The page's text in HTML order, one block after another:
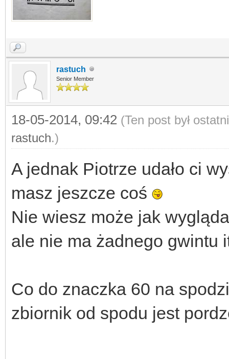
rastuch
Senior Member
18-05-2014, 09:42 (Ten post był
rastuch.)
A jednak Piotrze udało ci
masz jeszcze coś
Nie wiesz może jak
ale nie ma żadnego gwintu
Co do znaczka 60 na
zbiornik od spodu jest